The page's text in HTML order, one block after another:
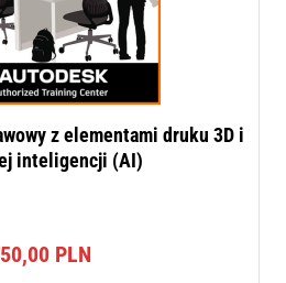
z elementami druku 3D i
inteligencji (AI)
PLN